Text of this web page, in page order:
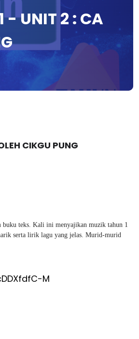
- UNIT 2 : CA
CIKGU PUNG
buku teks. Kali ini menyajikan muzik tahun 1
serta lirik lagu yang jelas. Murid-murid
M